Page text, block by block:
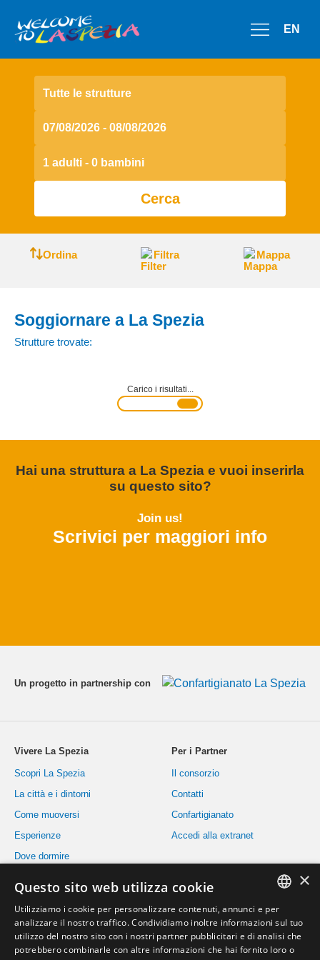
EN
Tutte le strutture
1 adulti - 0 bambini
Cerca
Ordina Filtra Mappa
Soggiornare a La Spezia
Strutture trovate:
Carico i risultati...
Hai una struttura a La Spezia e vuoi inserirla
su questo sito?
Join us!
Scrivici per maggiori info
Un progetto in partnership con
Vivere La Spezia
Scopri La Spezia
La città e i dintorni
Come muoversi
Esperienze
Dove dormire
Eventi
Informazioni utili
Per i Partner
Il consorzio
Contatti
Confartigianato
Accedi alla extranet
ITALIAN
INGLESE
×
Questo sito web utilizza cookie
Utilizziamo i cookie per personalizzare contenuti, annunci e per
analizzare il nostro traffico. Condividiamo inoltre informazioni sul tuo
utilizzo del nostro sito con i nostri partner pubblicitari e di analisi che
potrebbero combinarle con altre informazioni che hai fornito loro o